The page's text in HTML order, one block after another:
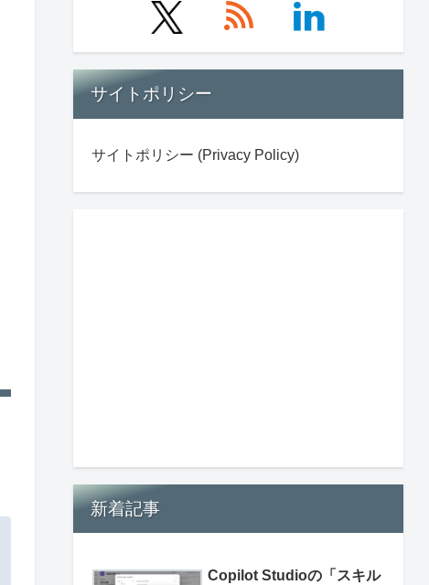
サイトポリシー
サイトポリシー (Privacy Policy)
新着記事
Copilot Studioの「スキル